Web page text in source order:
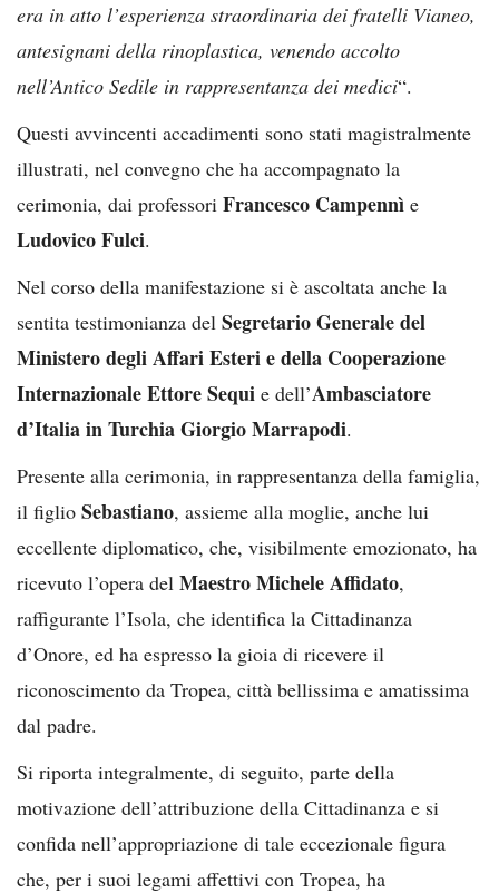
era in atto l’esperienza straordinaria dei fratelli Vianeo,
antesignani della rinoplastica, venendo accolto
nell’Antico Sedile in rappresentanza dei medici“.
Questi avvincenti accadimenti sono stati magistralmente
illustrati, nel convegno che ha accompagnato la
cerimonia, dai professori Francesco Campennì e
Ludovico Fulci.
Nel corso della manifestazione si è ascoltata anche la
sentita testimonianza del Segretario Generale del
Ministero degli Affari Esteri e della Cooperazione
Internazionale Ettore Sequi e dell’Ambasciatore
d’Italia in Turchia Giorgio Marrapodi.
Presente alla cerimonia, in rappresentanza della famiglia,
il figlio Sebastiano, assieme alla moglie, anche lui
eccellente diplomatico, che, visibilmente emozionato, ha
ricevuto l’opera del MaestroMichele Affidato,
raffigurante l’Isola, che identifica la Cittadinanza
d’Onore, ed ha espresso la gioia di ricevere il
riconoscimento da Tropea, città bellissima e amatissima
dal padre.
Si riporta integralmente, di seguito, parte della
motivazione dell’attribuzione della Cittadinanza e si
confida nell’appropriazione di tale eccezionale figura
che, per i suoi legami affettivi con Tropea, ha